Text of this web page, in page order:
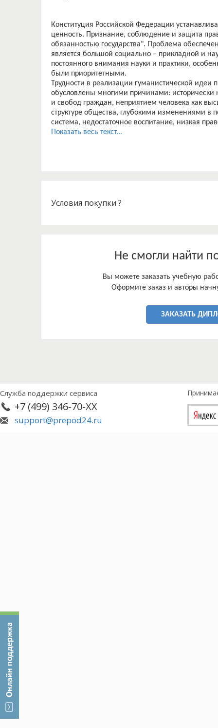
Конституция Российской Федерации
ценность. Признание, соблюдение и защита
обязанностью государства". Проблема
является большой социально – прикладной и
постоянного внимания науки и практики,
были приоритетными.
Трудности в реализации гуманистической
обусловлены многими причинами:
и свобод граждан, неприятием человека как
структуре общества, глубокими изменениями в
система, недостаточное воспитание, низкая
нигилизм значительной части его населения и
прав, свобод и законных интересов человека и
Социальное законодательство Российской
нетрудоспособности, безработице, в случае
Показать весь текст...
Условия покупки ?
Не смогли найти
Вы можете заказать учебную
Оформите заказ и авторы
ЗАКАЗАТЬ
Служба поддержки сервиса
+7 (499) 346-70-XX
support@prepod24.ru